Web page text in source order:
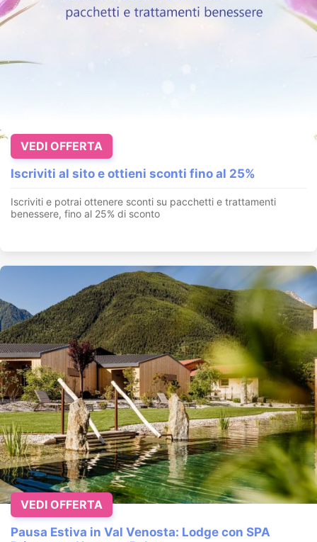
Iscriviti al sito e ottieni sconti fino al 25%
Iscriviti e potrai ottenere sconti su pacchetti e trattamenti
benessere, fino al 25% di sconto
VEDI OFFERTA
Pausa Estiva in Val Venosta: Lodge con SPA
VEDI OFFERTA